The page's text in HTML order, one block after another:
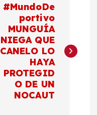
#MundoDe
portivo
MUNGUÍA
NIEGA QUE
CANELO LO
HAYA
PROTEGID
O DE UN
NOCAUT